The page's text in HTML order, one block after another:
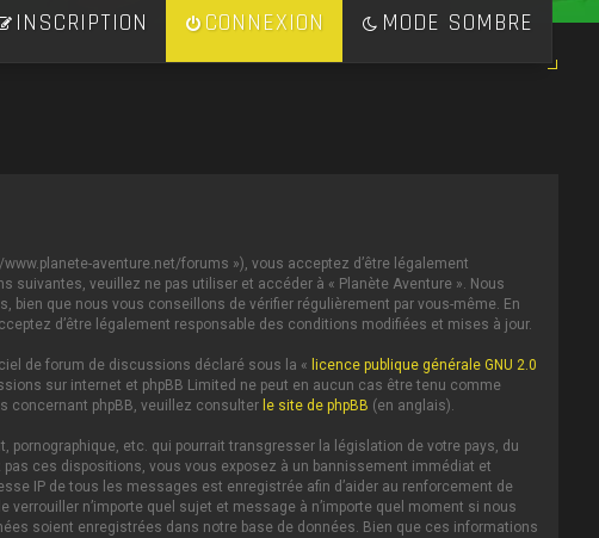
MODE SOMBRE
CONNEXION
INSCRIPTION
aventure.net/forums »), vous acceptez d’être légalement
suivantes, veuillez ne pas utiliser et accéder à « Planète Aventure ». Nous
que nous vous conseillons de vérifier régulièrement par vous-même. En
d’être légalement responsable des conditions modifiées et mises à jour.
de forum de discussions déclaré sous la « licence publique générale GNU 2.0
sur internet et phpBB Limited ne peut en aucun cas être tenu comme
concernant phpBB, veuillez consulter le site de phpBB (en anglais).
etc. qui pourrait transgresser la législation de votre pays, du
ces dispositions, vous vous exposez à un bannissement immédiat et
IP de tous les messages est enregistrée afin d’aider au renforcement de
n’importe quel sujet et message à n’importe quel moment si nous
soient enregistrées dans notre base de données. Bien que ces informations